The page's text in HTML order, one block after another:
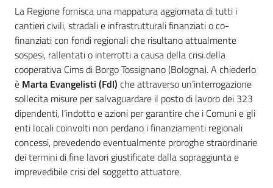
Contenuto
La Regione fornisca una mappatura aggiornata di tutti i
cantieri civili, stradali e infrastrutturali finanziati o co-
finanziati con fondi regionali che risultano attualmente
sospesi, rallentati o interrotti a causa della crisi della
cooperativa Cims di Borgo Tossignano (Bologna). A chiederlo
è Marta Evangelisti (FdI) che attraverso un’interrogazione
sollecita misure per salvaguardare il posto di lavoro dei 323
dipendenti, l’indotto e azioni per garantire che i Comuni e gli
enti locali coinvolti non perdano i finanziamenti regionali
concessi, prevedendo eventualmente proroghe straordinarie
dei termini di fine lavori giustificate dalla sopraggiunta e
imprevedibile crisi del soggetto attuatore.